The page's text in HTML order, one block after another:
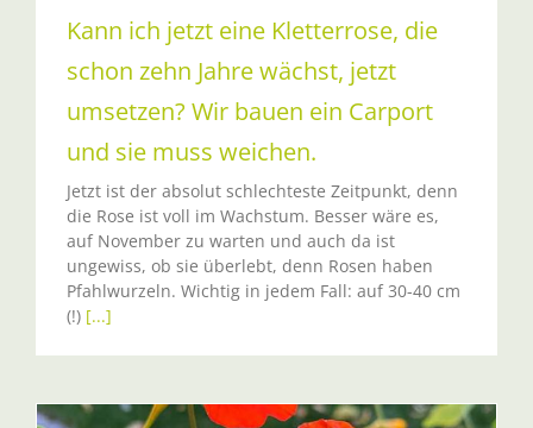
Kann ich jetzt eine Kletterrose, die
schon zehn Jahre wächst, jetzt
umsetzen? Wir bauen ein Carport
und sie muss weichen.
Jetzt ist der absolut schlechteste Zeitpunkt, denn
die Rose ist voll im Wachstum. Besser wäre es,
auf November zu warten und auch da ist
ungewiss, ob sie überlebt, denn Rosen haben
Pfahlwurzeln. Wichtig in jedem Fall: auf 30-40 cm
(!) [...]